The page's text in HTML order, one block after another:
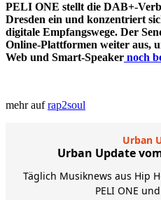
PELI ONE stellt die
Dresden ein und konzentriert
digitale Empfangswege. Der
Online‑Plattformen weiter aus,
Web und Smart‑Speaker noch
mehr aufrap2soul